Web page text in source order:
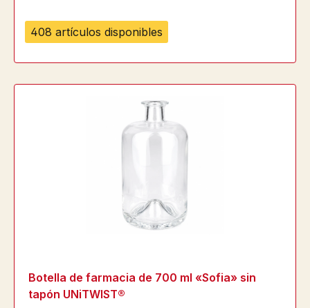
408 artículos disponibles
Botella de farmacia de 700 ml «Sofia» sin
tapón UNiTWIST®